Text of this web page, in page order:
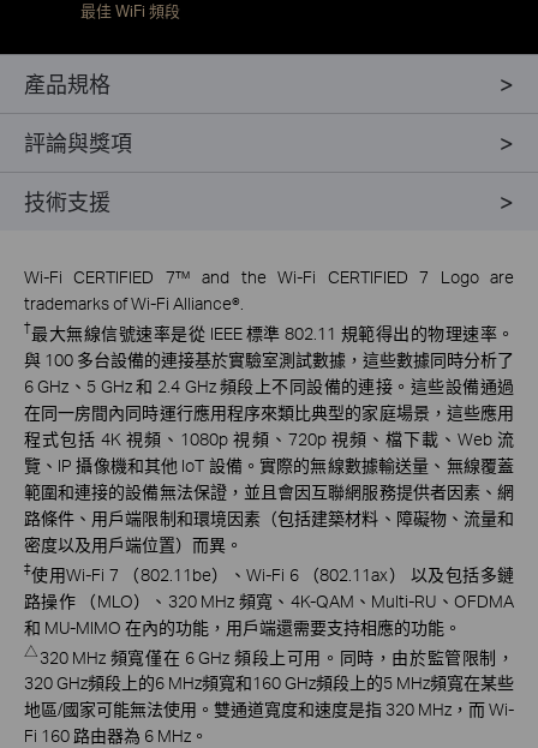
最佳 WiFi 頻段
產品規格
評論與獎項
技術支援
Wi-Fi CERTIFIED 7™ and the Wi-Fi CERTIFIED 7 Logo are
trademarks of Wi-Fi Alliance®.
†最大無線信號速率是從 IEEE 標準 802.11 規範得出的物理速率。
與 100 多台設備的連接基於實驗室測試數據，這些數據同時分析了
6 GHz、5 GHz 和 2.4 GHz 頻段上不同設備的連接。這些設備通過
在同一房間內同時運行應用程序來類比典型的家庭場景，這些應用
程式包括 4K 視頻、1080p 視頻、720p 視頻、檔下載、Web 流
覽、IP 攝像機和其他 IoT 設備。實際的無線數據輸送量、無線覆蓋
範圍和連接的設備無法保證，並且會因互聯網服務提供者因素、網
路條件、用戶端限制和環境因素（包括建築材料、障礙物、流量和
密度以及用戶端位置）而異。
‡使用Wi-Fi 7 （802.11be）、Wi-Fi 6 （802.11ax） 以及包括多鏈
路操作 （MLO）、320 MHz 頻寬、4K-QAM、Multi-RU、OFDMA
和 MU-MIMO 在內的功能，用戶端還需要支持相應的功能。
△ 320 MHz 頻寬僅在 6 GHz 頻段上可用。同時，由於監管限制，
320 GHz頻段上的6 MHz頻寬和160 GHz頻段上的5 MHz頻寬在某些
地區/國家可能無法使用。雙通道寬度和速度是指 320 MHz，而 Wi-
Fi 160 路由器為 6 MHz。